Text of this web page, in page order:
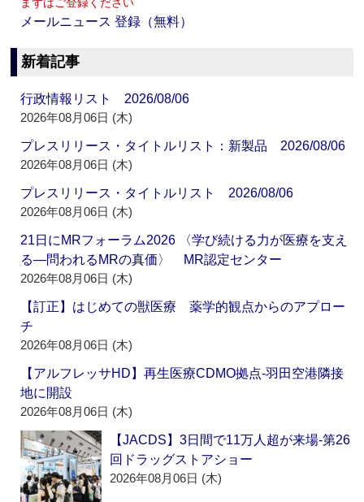
まずはご登録ください
メールニュース 登録（無料）
新着記事
行政情報リスト 2026/08/06
2026年08月06日 (木)
プレスリリース・タイトルリスト：新製品 2026/08/06
2026年08月06日 (木)
プレスリリース・タイトルリスト 2026/08/06
2026年08月06日 (木)
21日にMRフォーラム2026 〈学び続ける力が医療を支え
る―問われるMRの真価〉 MR認定センター
2026年08月06日 (木)
【訂正】はじめての獣医療 薬学的観点からのアプロー
チ
2026年08月06日 (木)
【アルフレッサHD】再生医療CDMO拠点‐羽田空港隣接
地に開設
2026年08月06日 (木)
【JACDS】3日間で11万人超が来場‐第26
回ドラッグストアショー
2026年08月06日 (木)